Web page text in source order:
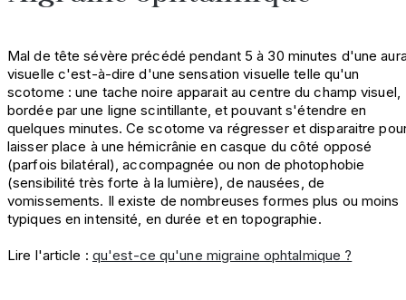
Mal de tête sévère précédé pendant 5 à 30 minutes d'une
visuelle c'est-à-dire d'une sensation visuelle telle qu'un
scotome : une tache noire apparait au centre du champ visuel,
bordée par une ligne scintillante, et pouvant s'étendre en
quelques minutes. Ce scotome va régresser et disparaitre
laisser place à une hémicrânie en casque du côté opposé
(parfois bilatéral), accompagnée ou non de photophobie
(sensibilité très forte à la lumière), de nausées, de
vomissements. Il existe de nombreuses formes plus ou moins
typiques en intensité, en durée et en topographie.
Lire l'article : qu'est-ce qu'une migraine ophtalmique ?